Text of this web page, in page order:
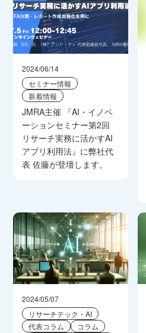
2024/06/14
セミナー情報
新着情報
JMRA主催 『AI・イノベ
ーションセミナー第2回
リサーチ実務に活かすAI
アプリ利用法』に弊社代
表 佐藤が登壇します。
2024/05/07
リサーチテック・AI
代表コラム
コラム